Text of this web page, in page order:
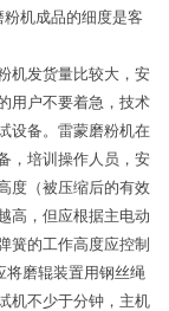
机成品的细度是客
机发货量比较大，安
用户不要着急，技术
设备。雷蒙磨粉机在
，培训操作人员，安
度（被压缩后的有效
高，但应根据主电动
簧的工作高度应控制
将磨辊装置用钢丝绳
机不少于分钟，主机